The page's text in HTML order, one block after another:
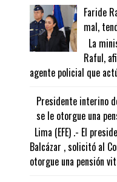
Faride
mal,
La
Raful,
agente policial que
Presidente interino
se le otorgue una
Lima (EFE) .- El
Balcázar , solicitó al
otorgue una pensión